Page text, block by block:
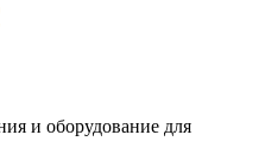
и оборудование для